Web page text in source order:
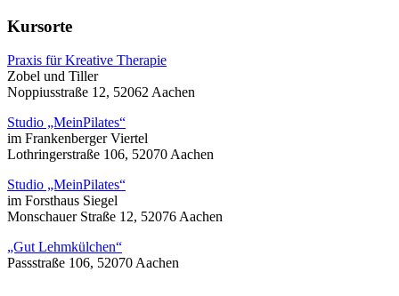
Kursorte
Praxis für Kreative Therapie
Zobel und Tiller
Noppiusstraße 12, 52062 Aachen
Studio „MeinPilates“
im Franken­ber­ger Viertel
Lothrin­ger­straße 106, 52070 Aachen
Studio „MeinPilates“
im Forsthaus Siegel
Monschauer Straße 12, 52076 Aachen
„Gut Lehmkülchen“
Passstraße 106, 52070 Aachen